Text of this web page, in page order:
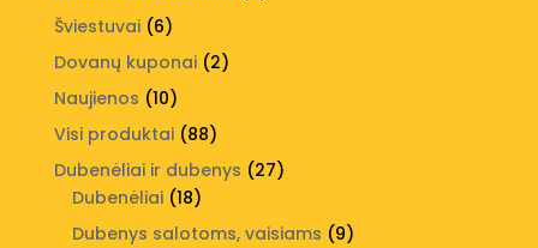
Šviestuvai 66
produktai
Dovanų kuponai 22
Naujienos 1010
produktų
Visi produktai 8888
produktai
Dubenėliai ir dubenys 2727
Dubenėliai 1818
produktų
Dubenys salotoms, vaisiams 99